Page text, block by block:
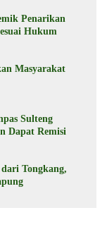
Penarikan
Hukum
Masyarakat
Sulteng
Dapat Remisi
Tongkang,